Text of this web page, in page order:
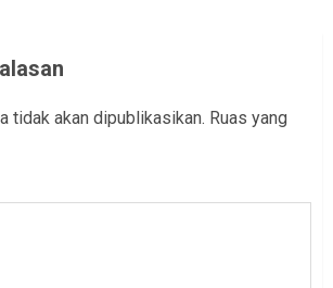
tidak akan dipublikasikan. Ruas yang